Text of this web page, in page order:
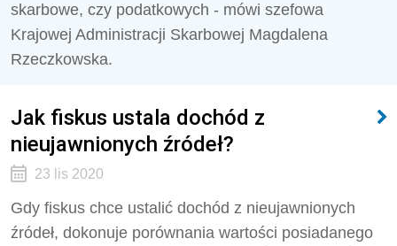
skarbowe, czy podatkowych - mówi szefowa
Krajowej Administracji Skarbowej Magdalena
Rzeczkowska.
Jak fiskus ustala dochód z
nieujawnionych źródeł?
23 lis 2020
Gdy fiskus chce ustalić dochód z nieujawnionych
źródeł, dokonuje porównania wartości posiadanego